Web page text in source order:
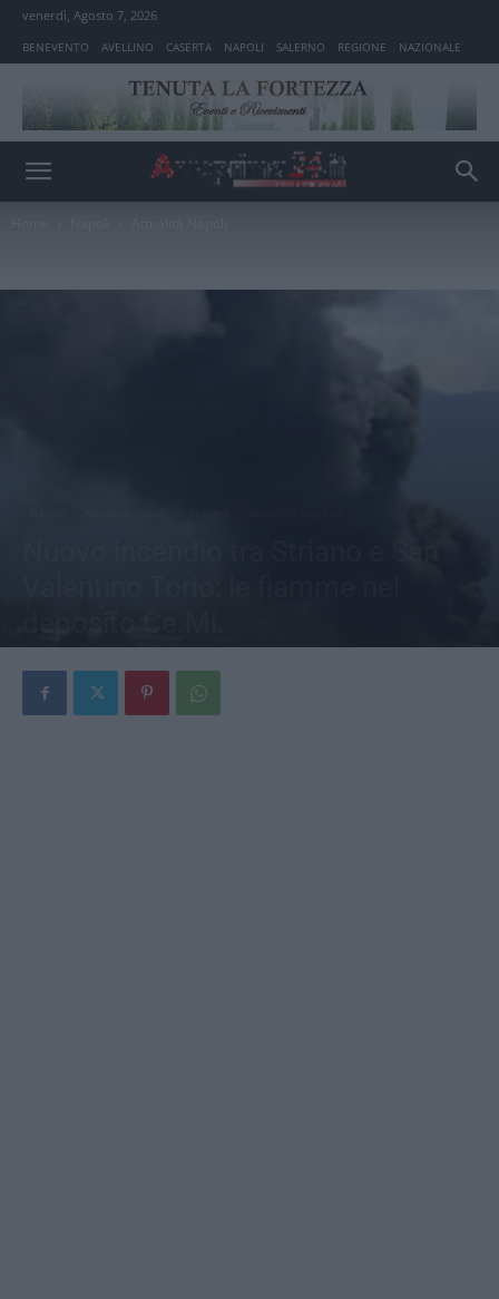
venerdì, Agosto 7, 2026
BENEVENTO AVELLINO CASERTA NAPOLI SALERNO REGIONE NAZIONALE